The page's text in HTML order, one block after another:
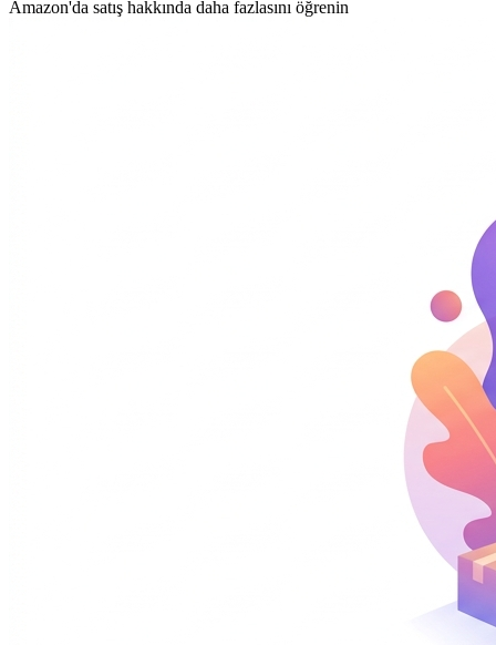
Amazon'da satış hakkında daha fazlasını öğrenin